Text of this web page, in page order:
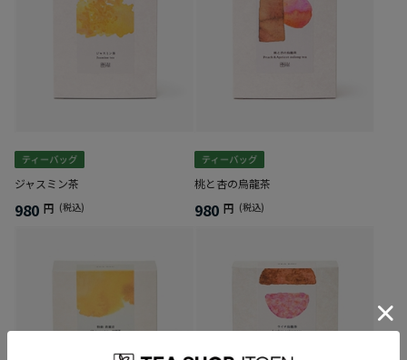
ジャスミン茶
980 円 (税込)
桃と杏の烏龍茶
980 円 (税込)